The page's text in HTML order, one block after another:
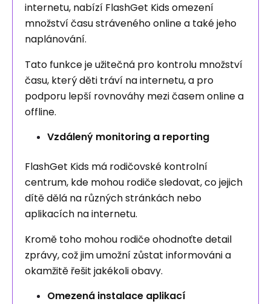
internetu, nabízí FlashGet Kids omezení
množství času stráveného online a také jeho
naplánování.
Tato funkce je užitečná pro kontrolu množství
času, který děti tráví na internetu, a pro
podporu lepší rovnováhy mezi časem online a
offline.
Vzdálený monitoring a reporting
FlashGet Kids má rodičovské kontrolní
centrum, kde mohou rodiče sledovat, co jejich
dítě dělá na různých stránkách nebo
aplikacích na internetu.
Kromě toho mohou rodiče ohodnoťte detail
zprávy, což jim umožní zůstat informováni a
okamžitě řešit jakékoli obavy.
Omezená instalace aplikací